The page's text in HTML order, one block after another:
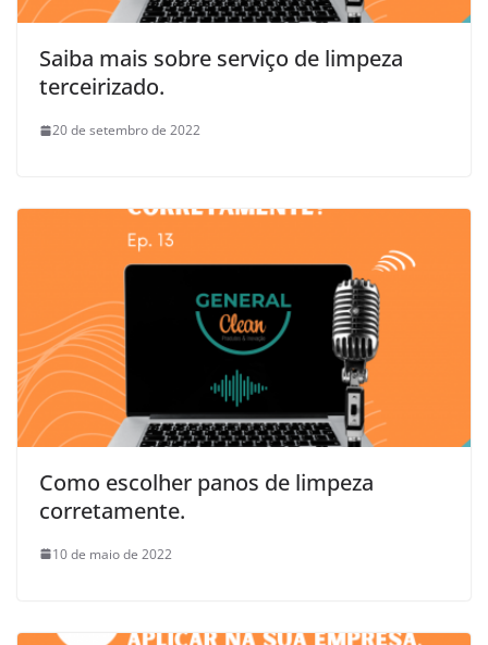
Saiba mais sobre serviço de limpeza
terceirizado.
20 de setembro de 2022
Como escolher panos de limpeza
corretamente.
10 de maio de 2022